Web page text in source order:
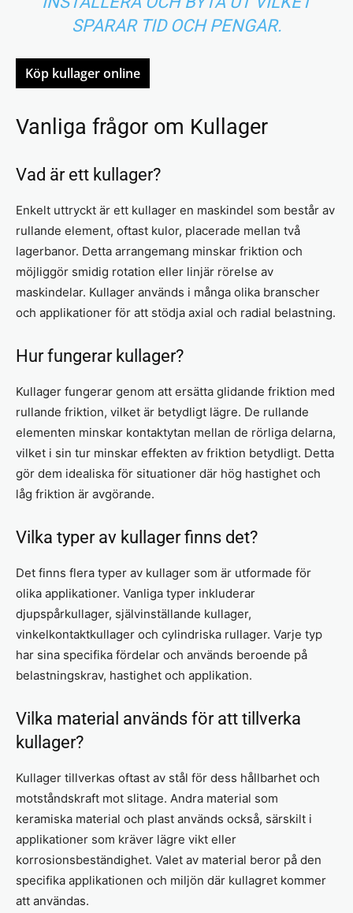
SPARAR TID OCH PENGAR.
Köp kullager online
Vanliga frågor om Kullager
Vad är ett kullager?
Enkelt uttryckt är ett kullager en maskindel som består av
rullande element, oftast kulor, placerade mellan två
lagerbanor. Detta arrangemang minskar friktion och
möjliggör smidig rotation eller linjär rörelse av
maskindelar. Kullager används i många olika branscher
och applikationer för att stödja axial och radial belastning.
Hur fungerar kullager?
Kullager fungerar genom att ersätta glidande friktion med
rullande friktion, vilket är betydligt lägre. De rullande
elementen minskar kontaktytan mellan de rörliga delarna,
vilket i sin tur minskar effekten av friktion betydligt. Detta
gör dem idealiska för situationer där hög hastighet och
låg friktion är avgörande.
Vilka typer av kullager finns det?
Det finns flera typer av kullager som är utformade för
olika applikationer. Vanliga typer inkluderar
djupspårkullager, självinställande kullager,
vinkelkontaktkullager och cylindriska rullager. Varje typ
har sina specifika fördelar och används beroende på
belastningskrav, hastighet och applikation.
Vilka material används för att tillverka
kullager?
Kullager tillverkas oftast av stål för dess hållbarhet och
motståndskraft mot slitage. Andra material som
keramiska material och plast används också, särskilt i
applikationer som kräver lägre vikt eller
korrosionsbeständighet. Valet av material beror på den
specifika applikationen och miljön där kullagret kommer
att användas.